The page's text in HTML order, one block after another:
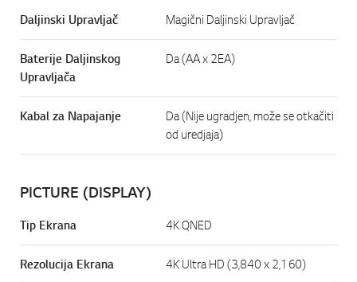
Daljinski Upravljač Magični Daljinski Upravljač
Baterije Daljinskog
Upravljača
Da (AA x 2EA)
Kabal za Napajanje
Da (Nije ugradjen, može se otkačiti
od uredjaja)
PICTURE (DISPLAY)
Tip Ekrana 4K QNED
Rezolucija Ekrana 4K Ultra HD (3,840 x 2,160)